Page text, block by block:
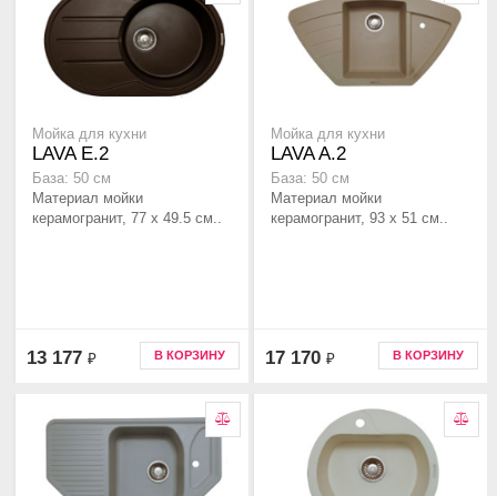
Мойка для кухни
LAVA E.2
База: 50 см
Материал мойки
керамогранит, 77 x 49.5 см..
13 177 ₽ В КОРЗИНУ
Мойка для кухни
LAVA A.2
База: 50 см
Материал мойки
керамогранит, 93 x 51 см..
17 170 ₽ В КОРЗИНУ